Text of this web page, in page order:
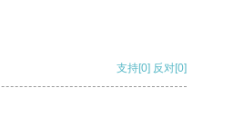
支持[0] 反对[0]